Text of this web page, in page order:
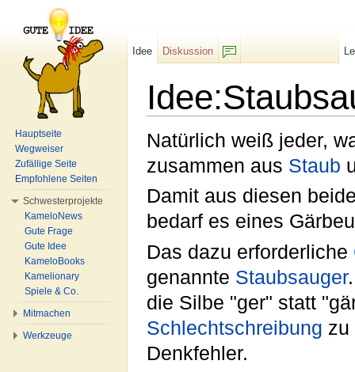
Natürlich weiß jeder,
zusammen aus Staub
Damit aus diesen
bedarf es eines
Das dazu erforderliche
genannte Staubsauger
die Silbe "ger" statt
Schlechtschreibung zu
Denkfehler.
Idee
Diskussion
Hauptseite
Wegweiser
Zufällige Seite
Empfohlene Seiten
Schwesterprojekte
KameloNews
Gute Frage
Gute Idee
KameloBooks
Kamelionary
Spiele & Co.
Mitmachen
Werkzeuge